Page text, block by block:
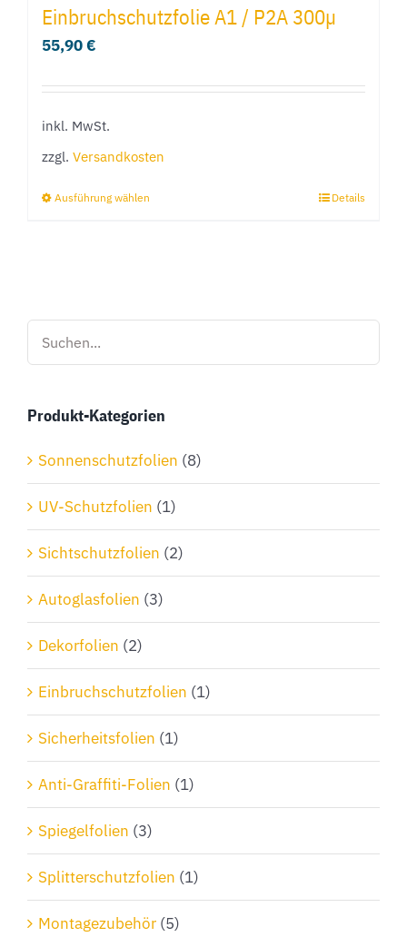
Einbruchschutzfolie A1 / P2A 300µ
55,90€
inkl. MwSt.
zzgl. Versandkosten
Ausführung wählen
Die
können
Produktseite
gewählt
werden
Details
Produkt-Kategorien
Sonnenschutzfolien (8)
UV-Schutzfolien (1)
Sichtschutzfolien (2)
Autoglasfolien (3)
Dekorfolien (2)
Einbruchschutzfolien (1)
Sicherheitsfolien (1)
Anti-Graffiti-Folien (1)
Spiegelfolien (3)
Splitterschutzfolien (1)
Montagezubehör (5)